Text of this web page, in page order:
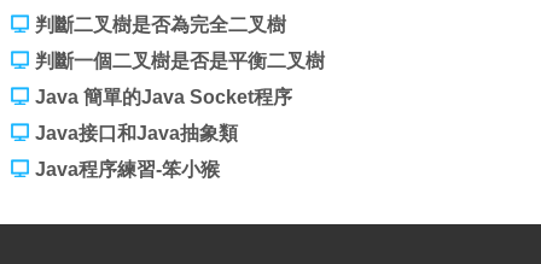
判斷二叉樹是否為完全二叉樹
判斷一個二叉樹是否是平衡二叉樹
Java 簡單的Java Socket程序
Java接口和Java抽象類
Java程序練習-笨小猴